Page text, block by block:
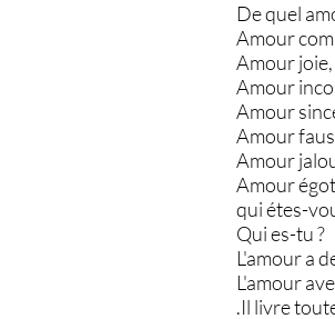
De quel
Amour
Amour joie,
Amour
Amour
Amour
Amour
Amour
qui étes-
Qui es-tu ?
L'amour a
L'amour
.Il livre